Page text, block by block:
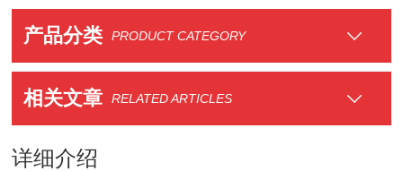
产品分类 PRODUCT CATEGORY
相关文章 RELATED ARTICLES
详细介绍